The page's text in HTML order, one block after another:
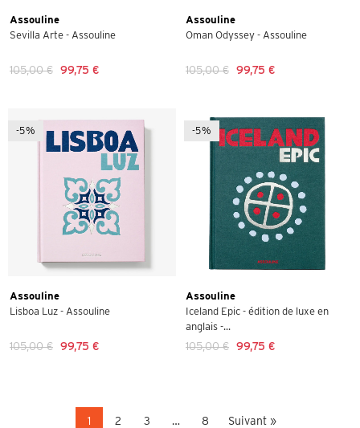
Assouline
Sevilla Arte - Assouline
105,00 € 99,75 €
Assouline
Oman Odyssey - Assouline
105,00 € 99,75 €
-5%
Assouline
Lisboa Luz - Assouline
105,00 € 99,75 €
-5%
Assouline
Iceland Epic - édition de luxe en
anglais -...
105,00 € 99,75 €
1 2 3 … 8 Suivant »